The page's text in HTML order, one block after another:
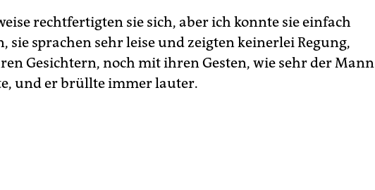
rechtfertigten sie sich, aber ich konnte sie einfach
sie sprachen sehr leise und zeigten keinerlei Regung,
Gesichtern, noch mit ihren Gesten, wie sehr der Mann
und er brüllte immer lauter.